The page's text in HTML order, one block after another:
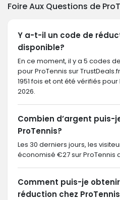
Foire Aux Questions de
Y a-t-il un code de
disponible?
En ce moment, il y a 5 codes
pour ProTennis sur
1951 fois et ont été vérifiés
2026.
Combien d’argent puis-
ProTennis?
Les 30 derniers jours, les
économisé €27 sur ProTennis
Comment puis-je
réduction chez